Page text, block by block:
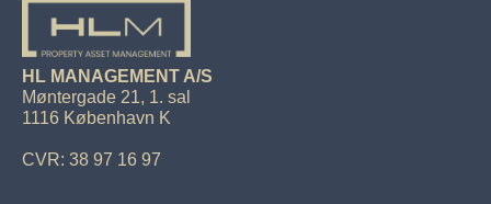
HL MANAGEMENT A/S
Møntergade 21, 1. sal
1116 København K
CVR: 38 97 16 97